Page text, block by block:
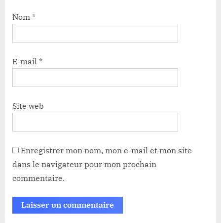
Nom *
E-mail *
Site web
Enregistrer mon nom, mon e-mail et mon site
dans le navigateur pour mon prochain
commentaire.